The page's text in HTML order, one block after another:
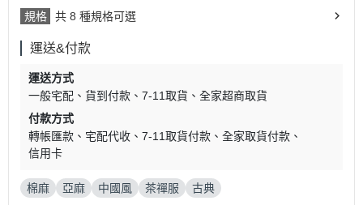
規格 共 8 種規格可選
運送&付款
運送方式
一般宅配
貨到付款 7-11取貨
全家超商取貨
付款方式
轉帳匯款
宅配代收 7-11取貨付款
全家取貨付款
信用卡
棉麻 亞麻 中國風 茶禪服 古典